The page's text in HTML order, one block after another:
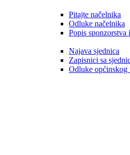
Pitajte načelnika
Odluke načelnika
Popis sponzorstva
Najava sjednica
Zapisnici sa
Odluke općinskog